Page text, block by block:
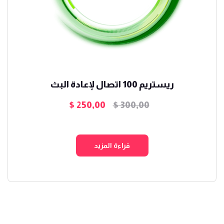
ريستريم 100 اتصال لإعادة البث
$300,00
السعر
هو:
$ 300,00.
$ 250,00
قراءة المزيد